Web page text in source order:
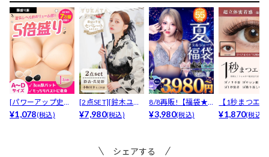
[パワーアップ史上
最強5倍盛りアップ
¥1,078(税込)
[2点SET][鈴木ユリ
ア(baby)...
¥7,980(税込)
8/8再販!【福袋★
ブラセット3点
¥3,980(税込)
【1秒まつエ
リュームタイ
¥1,870(税込)
シェアする